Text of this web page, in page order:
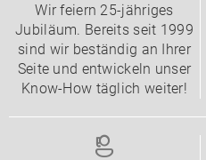
Wir feiern 25-jähriges
Jubiläum. Bereits seit 1999
sind wir beständig an Ihrer
Seite und entwickeln unser
Know-How täglich weiter!